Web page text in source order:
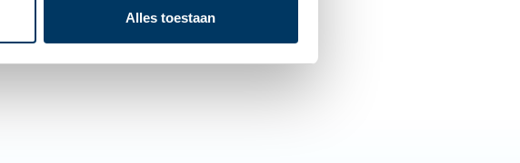
Alles toestaan
problemen te vermijden.